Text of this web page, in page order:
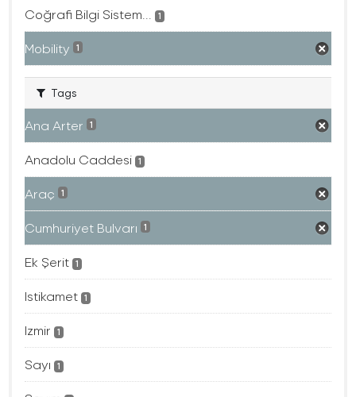
Coğrafi Bilgi Sistem... 1
Mobility 1
Tags
Ana Arter 1
Anadolu Caddesi 1
Araç 1
Cumhuriyet Bulvarı 1
Ek Şerit 1
Istikamet 1
Izmir 1
Sayı 1